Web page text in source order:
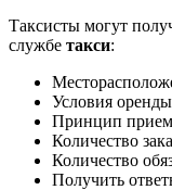
Таксисты могут
службе такси:
Условия
Принцип
Количество
Количество
Получить